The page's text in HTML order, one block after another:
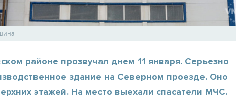
районе прозвучал днем 11 января. Серьезно
здание на Северном проезде. Оно
этажей. На место выехали спасатели МЧС.